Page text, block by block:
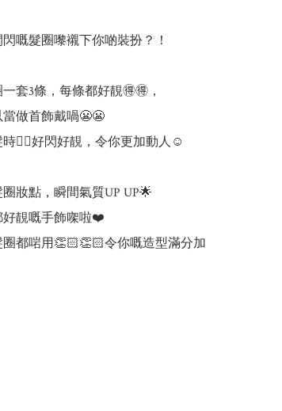
嘅髮圈嚟襯下你啲裝扮？！
套3條，每條都好靚🉐🉐，
做首飾戴喎😬😬
👱‍♀️好閃好靚，令你更加動人☺️
妝點，瞬間氣質UP UP🌟
好靚嘅手飾㗎啦❤️
都啱用👏🏻👏🏻令你嘅造型滿分加